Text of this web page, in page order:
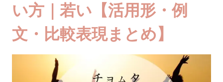
い方｜若い【活用形・例
文・比較表現まとめ】